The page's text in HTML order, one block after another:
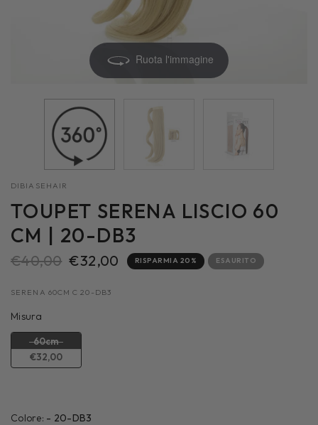
Ruota l'immagine
DIBIASEHAIR
TOUPET SERENA LISCIO 60
CM | 20-DB3
€40,00 €32,00 RISPARMIA 20% ESAURITO
SERENA 60CM C 20-DB3
Misura
60cm
€32,00
Colore: - 20-DB3